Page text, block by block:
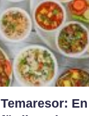
Temaresor: En